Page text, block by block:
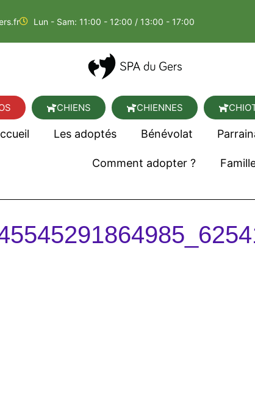
Lun - Sam: 11:00 - 12:00 / 13:00 - 17:00
CHIENS CHIENNES
Les adoptés Bénévolat
Comment adopter ?